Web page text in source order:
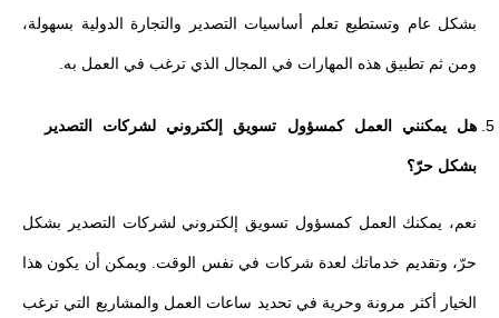
بشكل عام وتستطيع تعلم أساسيات التصدير والتجارة الدولية بسهولة،
ومن ثم تطبيق هذه المهارات في المجال الذي ترغب في العمل به.
هل يمكنني العمل كمسؤول تسويق إلكتروني لشركات التصدير
بشكل حرّ؟
نعم، يمكنك العمل كمسؤول تسويق إلكتروني لشركات التصدير بشكل
حرّ، وتقديم خدماتك لعدة شركات في نفس الوقت. ويمكن أن يكون هذا
الخيار أكثر مرونة وحرية في تحديد ساعات العمل والمشاريع التي ترغب